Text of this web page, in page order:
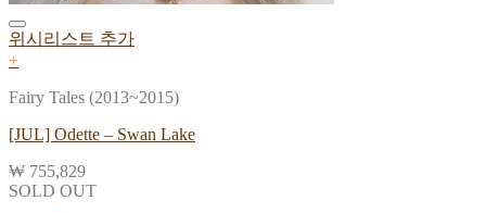
위시리스트 추가
+
Fairy Tales (2013~2015)
[JUL] Odette – Swan Lake
₩ 755,829
SOLD OUT